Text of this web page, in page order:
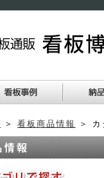
＞ 看板商品情報 ＞